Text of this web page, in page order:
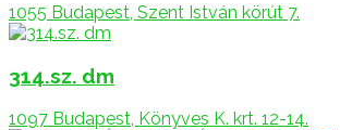
1055 Budapest, Szent István körút 7.
314.sz. dm
1097 Budapest, Könyves K. krt. 12-14.